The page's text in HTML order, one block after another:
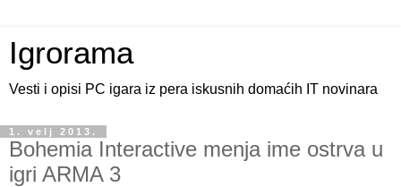
Igrorama
Vesti i opisi PC igara iz pera iskusnih domaćih IT novinara
1. velj 2013.
Bohemia Interactive menja ime ostrva u
igri ARMA 3